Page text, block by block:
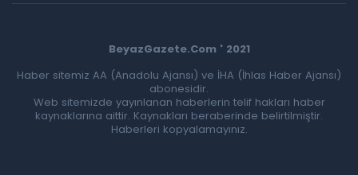
BeyazGazete.Com ' 2021
Haber sitemiz AA (Anadolu Ajansı) ve İHA (İhlas Haber Ajansı)
abonesidir.
Web sitemizde yayınlanan haberlerin telif hakları haber
kaynaklarına aittir. Kaynakları beraberinde belirtilmiştir.
Haberleri kopyalamayınız.